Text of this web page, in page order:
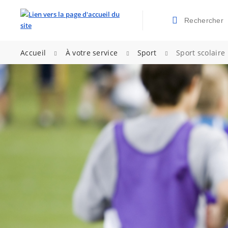
Valider la
Accueil À votre service Sport Sport scolaire